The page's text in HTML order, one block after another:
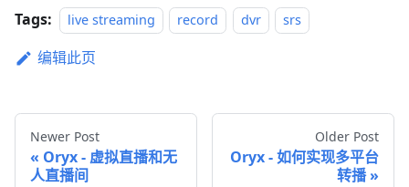
Tags: live streaming record dvr srs
编辑此页
Newer Post
Oryx - 虚拟直播和无
人直播间
Older Post
Oryx - 如何实现多平台
转播